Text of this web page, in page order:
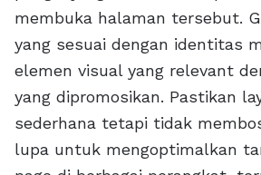
membuka halaman tersebut.
yang sesuai dengan identitas
elemen visual yang relevant
yang dipromosikan. Pastikan
sederhana tetapi tidak
lupa untuk mengoptimalkan